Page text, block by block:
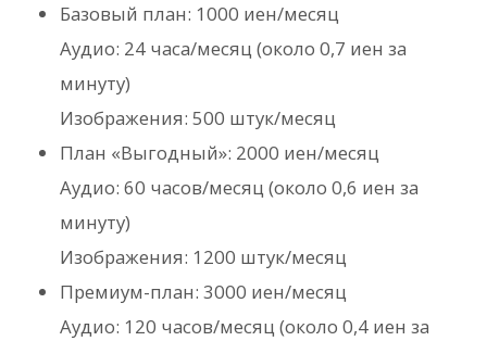
Базовый план: 1000 иен/месяц
Аудио: 24 часа/месяц (около 0,7 иен за
минуту)
Изображения: 500 штук/месяц
План «Выгодный»: 2000 иен/месяц
Аудио: 60 часов/месяц (около 0,6 иен за
минуту)
Изображения: 1200 штук/месяц
Премиум-план: 3000 иен/месяц
Аудио: 120 часов/месяц (около 0,4 иен за